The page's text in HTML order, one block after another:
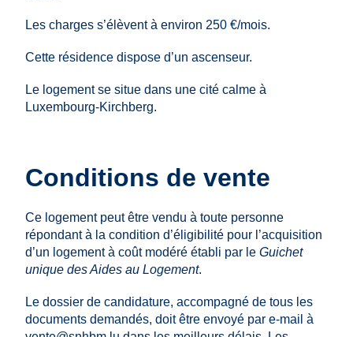
Les charges s’élèvent à environ 250 €/mois.
Cette résidence dispose d’un ascenseur.
Le logement se situe dans une cité calme à
Luxembourg-Kirchberg.
Conditions de vente
Ce logement peut être vendu à toute personne
répondant à la condition d’éligibilité pour l’acquisition
d’un logement à coût modéré établi par le Guichet
unique des Aides au Logement.
Le dossier de candidature, accompagné de tous les
documents demandés, doit être envoyé par e-mail à